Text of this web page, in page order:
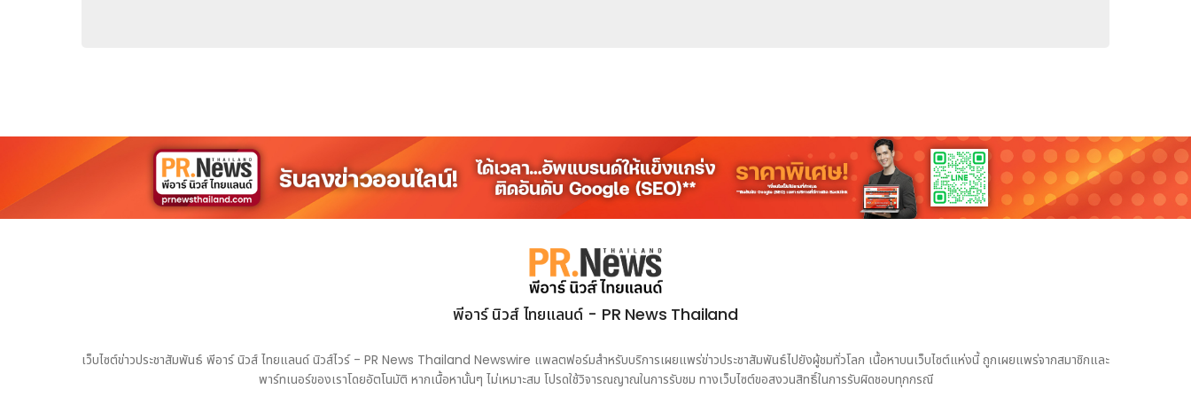
พีอาร์ นิวส์ ไทยแลนด์ - PR News Thailand
เว็บไซต์ข่าวประชาสัมพันธ์ พีอาร์ นิวส์ ไทยแลนด์ นิวส์ไวร์ - PR News Thailand Newswire แพลตฟอร์มสำหรับบริการเผยแพร่ข่าวประชาสัมพันธ์ไปยังผู้ชมทั่วโลก เนื้อหาบนเว็บไซต์แห่งนี้ ถูกเผยแพร่จากสมาชิกและ
พาร์ทเนอร์ของเราโดยอัตโนมัติ หากเนื้อหานั้นๆ ไม่เหมาะสม โปรดใช้วิจารณญาณในการรับชม ทางเว็บไซต์ขอสงวนสิทธิ์ในการรับผิดชอบทุกกรณี